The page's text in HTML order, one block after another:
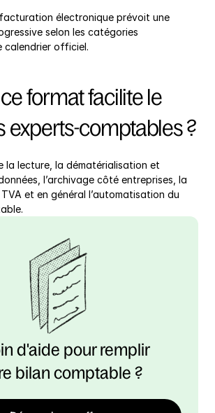
électronique prévoit une
selon les catégories
calendrier officiel.
format facilite le
experts-comptables ?
la lecture, la dématérialisation et
l’archivage côté entreprises, la
et en général l’automatisation du
d'aide pour remplir
bilan comptable ?